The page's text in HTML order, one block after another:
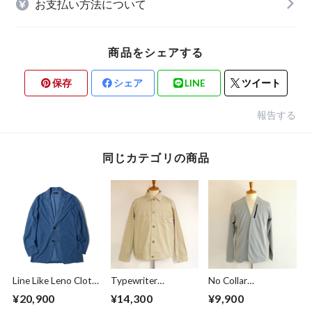
お支払い方法について
商品をシェアする
保存 シェア LINE ツイート
報告する
同じカテゴリの商品
Line Like Leno Cloth
Jacket Blue
¥20,900
Typewriter
Blouson Beige
¥14,300
No Collar
Cardigan Greige
¥9,900